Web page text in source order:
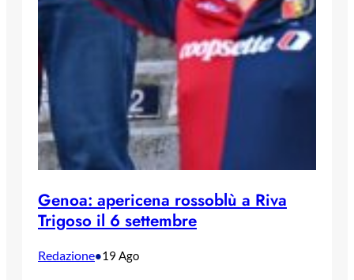
Genoa: apericena rossoblù a Riva
Trigoso il 6 settembre
Redazione•19 Ago